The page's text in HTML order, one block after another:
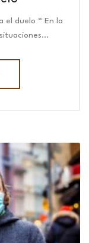
el duelo “ En la